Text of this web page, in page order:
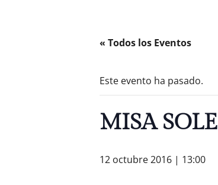
« Todos los Eventos
Este evento ha pasado.
MISA
12 octubre 2016 | 13:00